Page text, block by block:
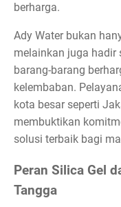
berharga.
Ady Water bukan
melainkan juga hadir
barang-barang
kelembaban.
kota besar seperti
membuktikan
solusi terbaik bagi
Peran Silica Gel
Tangga